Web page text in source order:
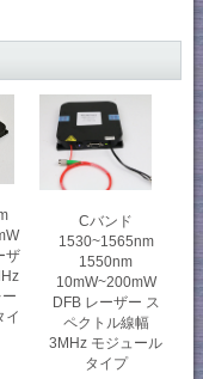
ザ
イ
Cバンド
1530~1565nm
1550nm
10mW~200mW
DFB レーザー ス
ペクトル線幅
3MHz モジュール
タイプ